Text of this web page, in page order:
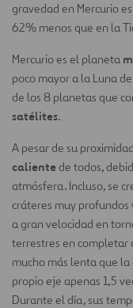
gravedad en Mercurio
62% menos que en la
Mercurio es el planeta
poco mayor a la Luna
de los 8 planetas que
satélites.
A pesar de su
caliente de todos,
atmósfera. Incluso, se
cráteres muy profundos
a gran velocidad en
terrestres en completar
mucho más lenta que
propio eje apenas 1,5
Durante el día, sus